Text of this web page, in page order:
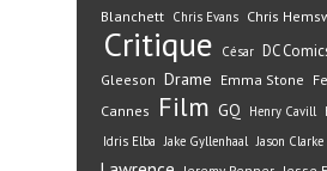
Blanchett Chris Evans Chris
Critique César DC
Gleeson Drame Emma Stone
Cannes
Film GQ Henry Cavill
Idris Elba Jake Gyllenhaal Jason Clarke